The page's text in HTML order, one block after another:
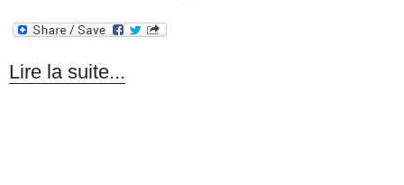
Lire la suite...